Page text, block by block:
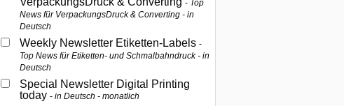
Top
News für VerpackungsDruck & Converting - in
Deutsch
Weekly Newsletter Etiketten-Labels
Top News für Etiketten- und Schmalbahndruck - in
Deutsch
Special Newsletter Digital Printing
today in Deutsch - monatlich